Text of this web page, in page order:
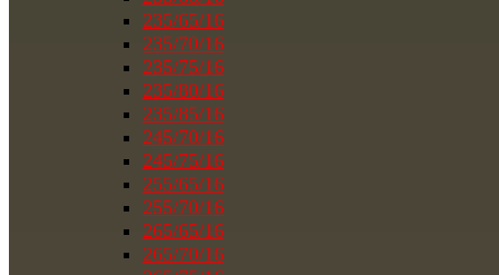
235/65/16
235/70/16
235/75/16
235/80/16
235/85/16
245/70/16
245/75/16
255/65/16
255/70/16
265/65/16
265/70/16